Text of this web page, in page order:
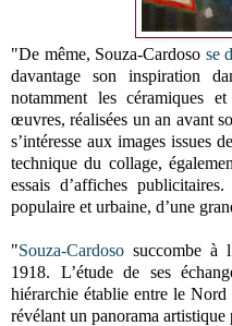
"De même, Souza-Cardoso se
davantage son inspiration
notamment les céramiques
œuvres, réalisées un an avant
s’intéresse aux images issues
technique du collage,
essais d’affiches
populaire et urbaine, d’une
"Souza-Cardoso succombe à
1918. L’étude de ses
hiérarchie établie entre le
révélant un panorama